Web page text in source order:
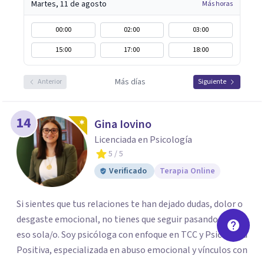
Martes, 11 de agosto Más horas
00:00 02:00
03:00
15:00
17:00 18:00
Anterior Más días Siguiente
14 Gina Iovino
Licenciada en Psicología
5 / 5
Verificado
Terapia Online
Si sientes que tus relaciones te han dejado dudas, dolor o
desgaste emocional, no tienes que seguir pasando por
eso sola/o. Soy psicóloga con enfoque en TCC y Psicología
Positiva, especializada en abuso emocional y vínculos con